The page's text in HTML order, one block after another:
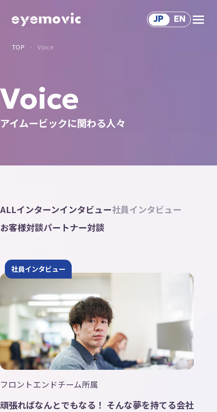
Service
Solution
ソ リューシ ンサービス
Works
制作事例
About Us
採用情報
Contact
ニュース
トピックス
プライバシーポリシー
AI活用ポリシー
ISMS方針
JP EN
TOP Voice
Voice
アイムービックに関わる人々
ALLインターンインタビュー社員インタビュー
お客様対談パートナー対談
社員インタビュー
フロントエンドチーム所属
頑張ればなんとでもなる！ そんな夢を持てる会社